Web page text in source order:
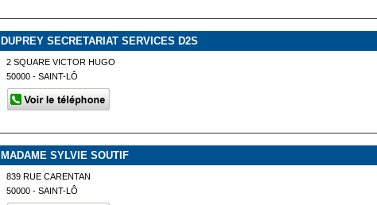
DUPREY SECRETARIAT SERVICES D2S
2 SQUARE VICTOR HUGO
50000 - SAINT-LÔ
MADAME SYLVIE SOUTIF
839 RUE CARENTAN
50000 - SAINT-LÔ